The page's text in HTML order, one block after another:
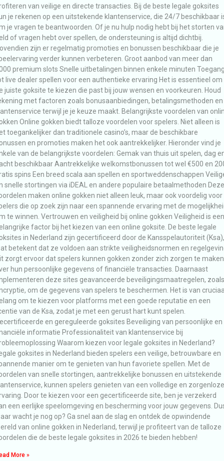
van veilige en directe transacties. Bij de beste legale goksites
je rekenen op een uitstekende klantenservice, die 24/7 beschikbaar
je vragen te beantwoorden. Of je nu hulp nodig hebt bij het storten
of vragen hebt over spellen, de ondersteuning is altijd dichtbij.
zijn er regelmatig promoties en bonussen beschikbaar die je
verder kunnen verbeteren. Groot aanbod van meer dan
premium slots Snelle uitbetalingen binnen enkele minuten
live dealer spellen voor een authentieke ervaring Het is essentieel om
juiste goksite te kiezen die past bij jouw wensen en voorkeuren. Houd
met factoren zoals bonusaanbiedingen, betalingsmethoden en
terwijl je je keuze maakt. Belangrijkste voordelen van
Online gokken biedt talloze voordelen voor spelers. Niet alleen is
toegankelijker dan traditionele casino’s, maar de beschikbare
en promoties maken het ook aantrekkelijker. Hieronder vind je
van de belangrijkste voordelen: Gemak van thuis uit spelen, dag
beschikbaar Aantrekkelijke welkomstbonussen tot wel €500 en
spins Een breed scala aan spellen en sportweddenschappen
snelle stortingen via iDEAL en andere populaire betaalmethoden Deze
maken online gokken niet alleen leuk, maar ook voordelig voor
die op zoek zijn naar een spannende ervaring met de
te winnen. Vertrouwen en veiligheid bij online gokken Veiligheid is een
factor bij het kiezen van een online goksite. De beste legale
in Nederland zijn gecertificeerd door de Kansspelautoriteit (Ksa),
betekent dat ze voldoen aan strikte veiligheidsnormen en
zorgt ervoor dat spelers kunnen gokken zonder zich zorgen te maken
hun persoonlijke gegevens of financiële transacties. Daarnaast
deze sites geavanceerde beveiligingsmaatregelen, zoals
om de gegevens van spelers te beschermen. Het is van
om te kiezen voor platforms met een goede reputatie en een
van de Ksa, zodat je met een gerust hart kunt spelen.
en gereguleerde goksites Beveiliging van persoonlijke en
informatie Professionaliteit van klantenservice bij
Waarom kiezen voor legale goksites in Nederland?
goksites in Nederland bieden spelers een veilige, betrouwbare en
manier om te genieten van hun favoriete spellen. Met de
van snelle stortingen, aantrekkelijke bonussen en uitstekende
kunnen spelers genieten van een volledige en zorgenloze
Door te kiezen voor een gecertificeerde site, ben je verzekerd
een eerlijke speelomgeving en bescherming voor jouw gegevens.
wacht je nog op? Ga snel aan de slag en ontdek de opwindende
van online gokken in Nederland, terwijl je profiteert van de talloze
die de beste legale goksites in 2026 te bieden hebben!
More »